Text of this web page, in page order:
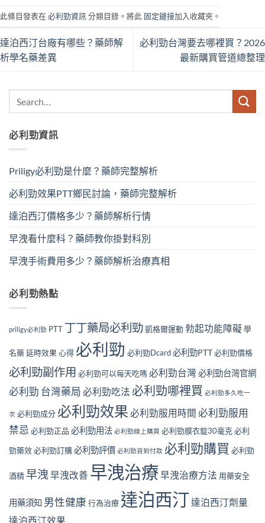
此條目發表在 必利勁資訊分類目錄。將此 固定鏈接加入收藏夾。
達泊西汀台廠有哪些？藥師解
析學名藥差異
必利勁台灣要去哪裡買？2026
最新購買管道總整理
必利勁資訊
Priligy必利勁是什麼？藥師完整解析
必利勁效果PTT鄉民討論，藥師完整解析
達泊西汀價格多少？藥師解析行情
早洩看什麼科？藥師教你掛對科別
早洩手術費用多少？藥師解析治療真相
必利勁熱點
priligy必利勁 PTT 丁丁藥局必利勁凱格爾運動 勃起功能障礙 學
名藥延時效果 心得 必利勁 必利勁Dcard必利勁PTT必利勁價格
必利勁副作用 必利勁可以每天吃嗎 必利勁台灣 必利勁台灣官網
必利勁 台灣藥局 必利勁吃法 必利勁哪裡買 必利勁多久吃一
次 必利勁成分 必利勁效果 必利勁服用時間 必利勁服用
禁忌 必利勁正品 必利勁用法 必利勁線上購買 必利勁膜衣錠30毫克 必利
勁藥效必利勁訂購必利勁評價 必利勁貨到付款 必利勁購買 必利勁
酒精早洩 早洩改善 早洩治療早洩治療方法 用藥安全
用藥須知 男性健康 行為治療 達泊西汀達泊西汀劑量
達泊西汀效果